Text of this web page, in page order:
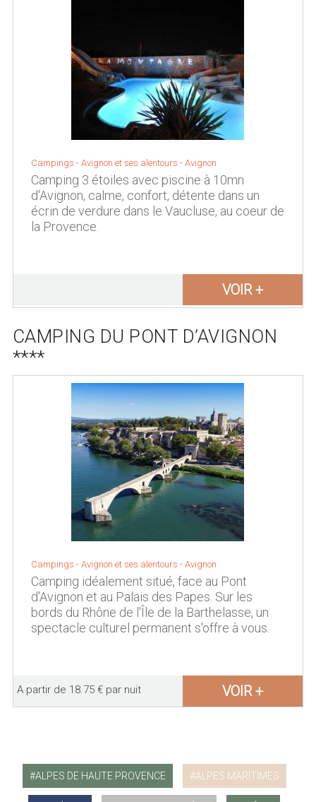
Campings - Avignon et ses alentours - Avignon
Camping 3 étoiles avec piscine à 10mn
d'Avignon, calme, confort, détente dans un
écrin de verdure dans le Vaucluse, au coeur de
la Provence.
VOIR +
CAMPING DU PONT D’AVIGNON
****
Campings - Avignon et ses alentours - Avignon
Camping idéalement situé, face au Pont
d'Avignon et au Palais des Papes. Sur les
bords du Rhône de l'Île de la Barthelasse, un
spectacle culturel permanent s'offre à vous.
A partir de 18.75 € par nuit VOIR +
ALPES DE HAUTE PROVENCE ALPES MARITIMES